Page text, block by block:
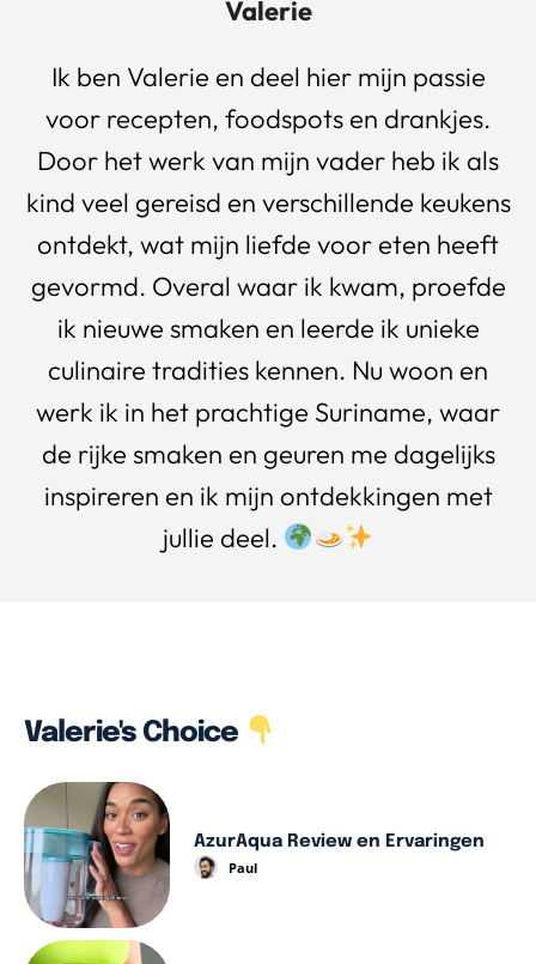
Valerie
Ik ben Valerie en deel hier mijn passie
voor recepten, foodspots en drankjes.
Door het werk van mijn vader heb ik als
kind veel gereisd en verschillende keukens
ontdekt, wat mijn liefde voor eten heeft
gevormd. Overal waar ik kwam, proefde
ik nieuwe smaken en leerde ik unieke
culinaire tradities kennen. Nu woon en
werk ik in het prachtige Suriname, waar
de rijke smaken en geuren me dagelijks
inspireren en ik mijn ontdekkingen met
jullie deel.
Valerie's Choice
AzurAqua Review en Ervaringen
Paul